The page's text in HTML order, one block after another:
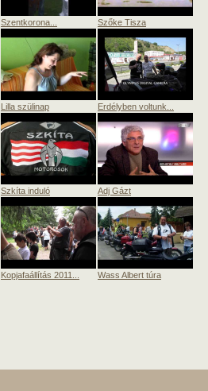
Szentkorona... Szőke Tisza
Lilla szülinap Erdélyben voltunk...
Szkíta induló Adj Gázt
Kopjafaállítás 2011... Wass Albert túra